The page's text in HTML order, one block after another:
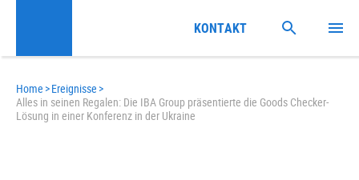
Home >Ereignisse >
Alles in seinen Regalen: Die IBA Group präsentierte die Goods Checker-
Lösung in einer Konferenz in der Ukraine
KONTAKT